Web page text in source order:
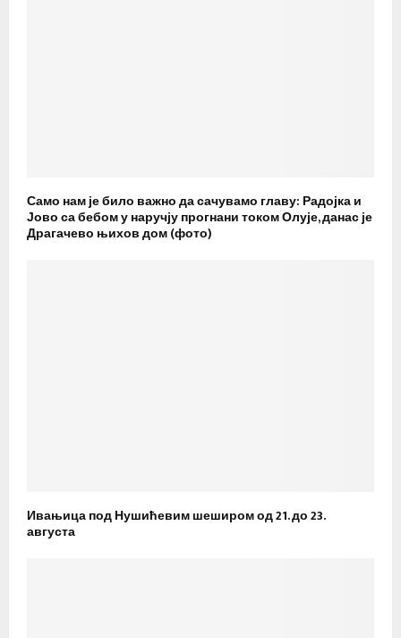
Само нам је било важно да сачувамо главу: Радојка и
Јово са бебом у наручју прогнани током Олује, данас је
Драгачево њихов дом (фото)
Ивањица под Нушићевим шеширом од 21. до 23.
августа